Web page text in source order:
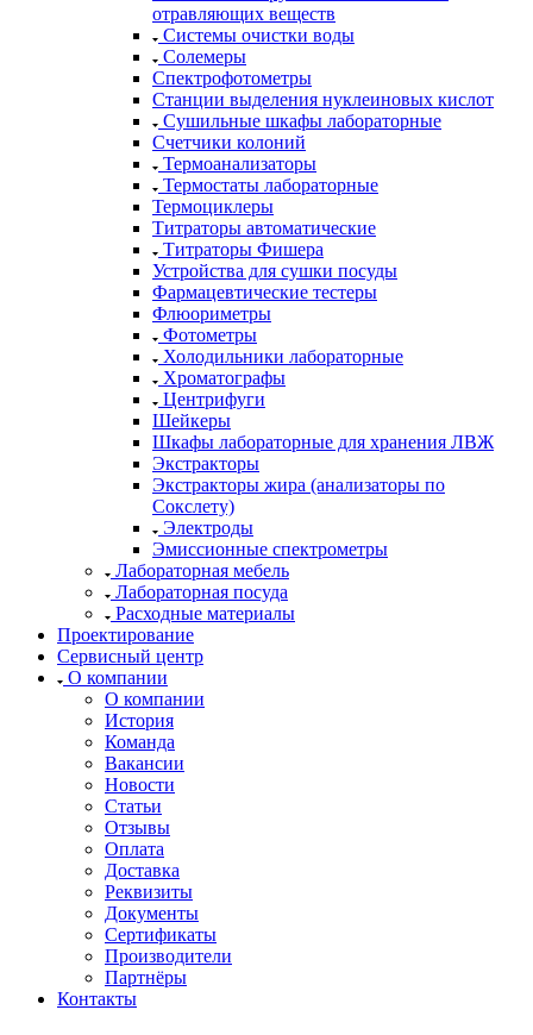
отравляющих веществ
Системы очистки воды
Солемеры
Спектрофотометры
Станции выделения нуклеиновых кислот
Сушильные шкафы лабораторные
Счетчики колоний
Термоанализаторы
Термостаты лабораторные
Термоциклеры
Титраторы автоматические
Титраторы Фишера
Устройства для сушки посуды
Фармацевтические тестеры
Флюориметры
Фотометры
Холодильники лабораторные
Хроматографы
Центрифуги
Шейкеры
Шкафы лабораторные для хранения ЛВЖ
Экстракторы
Экстракторы жира (анализаторы по
Сокслету)
Электроды
Эмиссионные спектрометры
Лабораторная мебель
Лабораторная посуда
Расходные материалы
Проектирование
Сервисный центр
О компании
О компании
История
Команда
Вакансии
Новости
Статьи
Отзывы
Оплата
Доставка
Реквизиты
Документы
Сертификаты
Производители
Партнёры
Контакты